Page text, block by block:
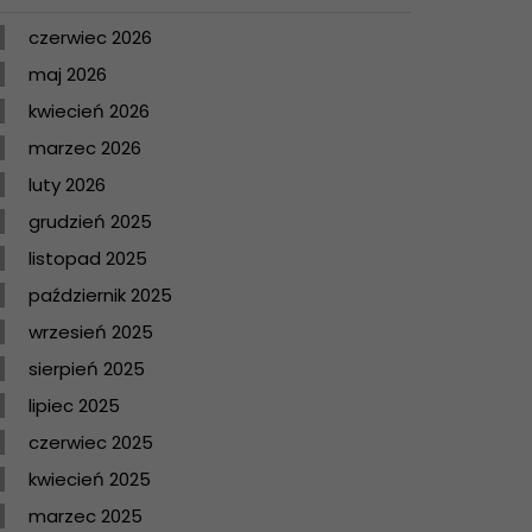
czerwiec 2026
maj 2026
kwiecień 2026
marzec 2026
luty 2026
grudzień 2025
listopad 2025
październik 2025
wrzesień 2025
sierpień 2025
lipiec 2025
czerwiec 2025
kwiecień 2025
marzec 2025